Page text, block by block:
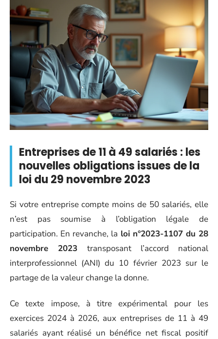
Entreprises de 11 à 49 salariés : les
nouvelles obligations issues de la
loi du 29 novembre 2023
Si votre entreprise compte moins de 50 salariés, elle
n’est pas soumise à l’obligation légale de
participation. En revanche, la loi n°2023-1107 du 28
novembre 2023 transposant l’accord national
interprofessionnel (ANI) du 10 février 2023 sur le
partage de la valeur change la donne.
Ce texte impose, à titre expérimental pour les
exercices 2024 à 2026, aux entreprises de 11 à 49
salariés ayant réalisé un bénéfice net fiscal positif